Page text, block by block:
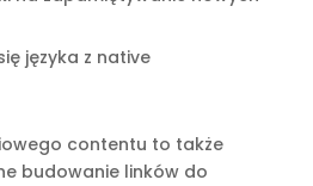
języka z native
contentu to także
budowanie linków do